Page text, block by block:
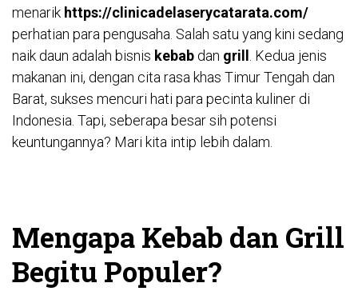
menarik https://clinicadelaserycatarata.com/
perhatian para pengusaha. Salah satu yang kini sedang
naik daun adalah bisnis kebab dan grill . Kedua jenis
makanan ini, dengan cita rasa khas Timur Tengah dan
Barat, sukses mencuri hati para pecinta kuliner di
Indonesia. Tapi, seberapa besar sih potensi
keuntungannya? Mari kita intip lebih dalam.
Mengapa Kebab dan Grill
Begitu Populer?